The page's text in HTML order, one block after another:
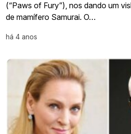
(“Paws of Fury”), nos dando um
de mamífero Samurai. O…
há 4 anos